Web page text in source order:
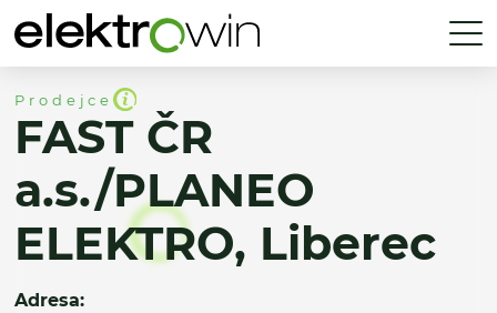
Prodejce
FAST ČR
a.s./PLANEO
ELEKTRO, Liberec
Adresa: